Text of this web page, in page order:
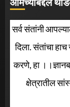
सर्व संतांनी
दिला. संतांचा
करणे, हा
क्षेत्रातील